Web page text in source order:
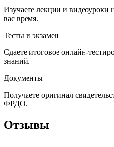
Изучаете лекции и видеоуроки
вас время.
Тесты и экзамен
Сдаете итоговое онлайн-
знаний.
Документы
Получаете оригинал
ФРДО.
Отзывы